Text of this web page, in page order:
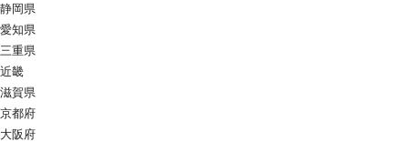
静岡県
愛知県
三重県
近畿
滋賀県
京都府
大阪府